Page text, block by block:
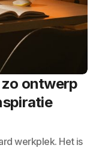
ontwerp
werkplek. Het is